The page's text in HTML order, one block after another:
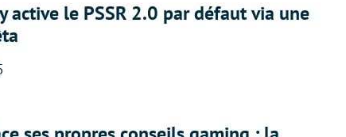
active le PSSR 2.0 par défaut via une